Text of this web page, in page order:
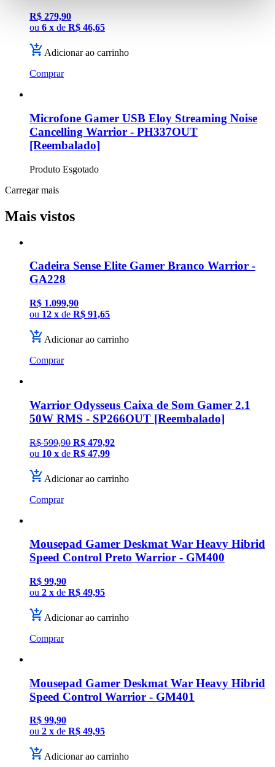
R$ 279,90
ou 6 x de R$ 46,65
Adicionar ao carrinho
Comprar
Microfone Gamer USB Eloy Streaming Noise
Cancelling Warrior - PH337OUT
[Reembalado]
Produto Esgotado
Carregar mais
Mais vistos
Cadeira Sense Elite Gamer Branco Warrior -
GA228
R$ 1.099,90
ou 12 x de R$ 91,65
Adicionar ao carrinho
Comprar
Warrior Odysseus Caixa de Som Gamer 2.1
50W RMS - SP266OUT [Reembalado]
R$ 599,90 R$ 479,92
ou 10 x de R$ 47,99
Adicionar ao carrinho
Comprar
Mousepad Gamer Deskmat War Heavy Hibrid
Speed Control Preto Warrior - GM400
R$ 99,90
ou 2 x de R$ 49,95
Adicionar ao carrinho
Comprar
Mousepad Gamer Deskmat War Heavy Hibrid
Speed Control Warrior - GM401
R$ 99,90
ou 2 x de R$ 49,95
Adicionar ao carrinho